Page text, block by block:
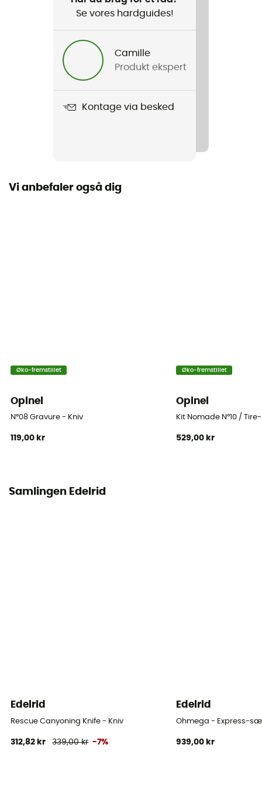
Personligt beskyttelsesudstyr
PPE - Category 3
Se vores hardguides!
Camille
Produkt ekspert
Kontage via besked
Vi anbefaler også dig
Øko-fremstillet
Opinel
N°08 Gravure - Kniv
119,00 kr
Øko-fremstillet
Opinel
Kit Nomade N°10 /
529,00 kr
Samlingen Edelrid
Edelrid
Rescue Canyoning Knife - Kniv
312,82 kr 339,00 kr -7%
Edelrid
Ohmega - Express-
939,00 kr